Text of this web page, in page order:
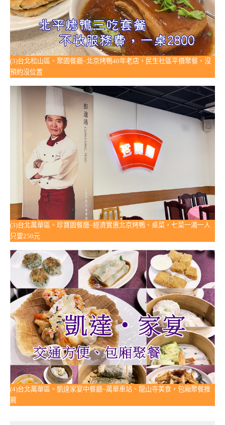
(3)台北松山區。聚園餐廳~北京烤鴨40年老店，民生社區平價聚餐，沒
預約沒位置
(3)台北萬華區。珍寶園餐廳~經濟實惠北京烤鴨、桌菜，七菜一湯一人
只要250元
(4)台北萬華區。凱達家宴中餐廳~萬華車站、龍山寺美食，包廂聚餐推
薦